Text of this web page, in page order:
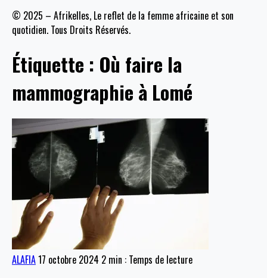
© 2025 – Afrikelles, Le reflet de la femme africaine et son
quotidien. Tous Droits Réservés.
Étiquette : Où faire la
mammographie à Lomé
ALAFIA17 octobre 2024 2 min : Temps de lecture